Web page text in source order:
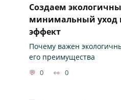
Создаем
минимальный уход
эффект
Почему важен
его преимущества
0 0